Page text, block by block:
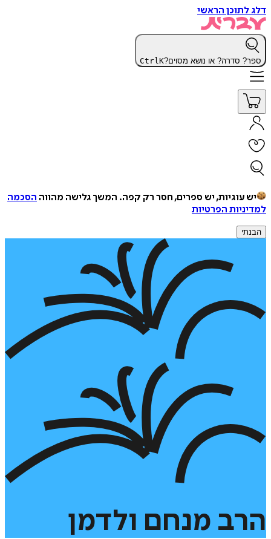
דלג לתוכן הראשי
ספר? סדרה? או נושא מסוים? CtrlK
יש עוגיות, יש ספרים, חסר רק קפה. המשך גלישה מהווה הסכמה
למדיניות הפרטיות
הבנתי
הרב מנחם ולדמן